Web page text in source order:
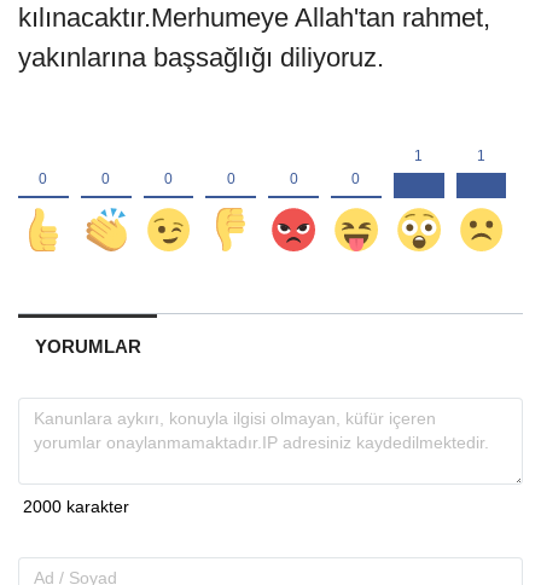
kılınacaktır.Merhumeye Allah'tan rahmet,
yakınlarına başsağlığı diliyoruz.
YORUMLAR